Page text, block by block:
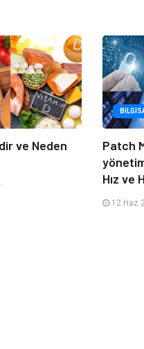
ve Neden
Patch
Hız ve
12 Haz